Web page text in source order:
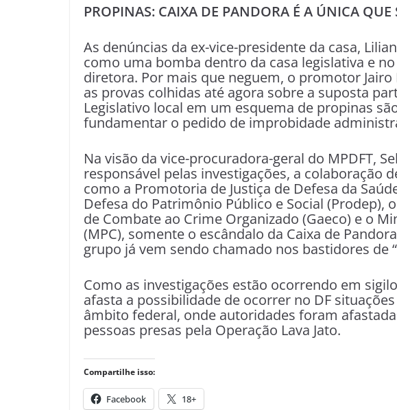
PROPINAS: CAIXA DE PANDORA É A ÚNICA QUE
As denúncias da ex-vice-presidente da casa,
como uma bomba dentro da casa legislativa e
diretora. Por mais que neguem, o promotor
as provas colhidas até agora sobre a suposta
Legislativo local em um esquema de propinas
fundamentar o pedido de improbidade
Na visão da vice-procuradora-geral do MPDFT,
responsável pelas investigações, a colaboração
como a Promotoria de Justiça de Defesa da
Defesa do Patrimônio Público e Social (Prodep),
de Combate ao Crime Organizado (Gaeco) e o
(MPC), somente o escândalo da Caixa de
grupo já vem sendo chamado nos bastidores de
Como as investigações estão ocorrendo em
afasta a possibilidade de ocorrer no DF
âmbito federal, onde autoridades foram
pessoas presas pela Operação Lava Jato.
Compartilhe isso:
Facebook 18+